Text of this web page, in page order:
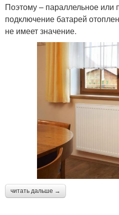
Поэтому – параллельное или
подключение батарей
не имеет значение.
читать дальше →